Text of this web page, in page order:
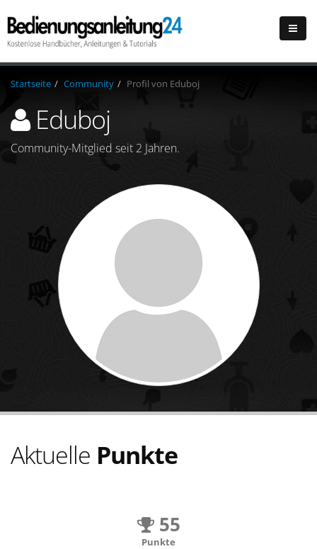
Startseite Community Profil von Eduboj
Eduboj
Community-Mitglied seit 2 Jahren.
Aktuelle Punkte
55
Punkte